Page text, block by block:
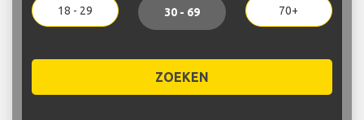
18 - 29 30 - 69 70+
ZOEKEN